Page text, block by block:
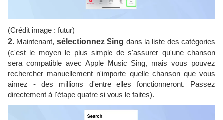
(Crédit image : futur)
2. Maintenant, sélectionnez Sing dans la liste des catégories
(c'est le moyen le plus simple de s'assurer qu'une chanson
sera compatible avec Apple Music Sing, mais vous pouvez
rechercher manuellement n'importe quelle chanson que vous
aimez - des millions d'entre elles fonctionneront. Passez
directement à l'étape quatre si vous le faites).